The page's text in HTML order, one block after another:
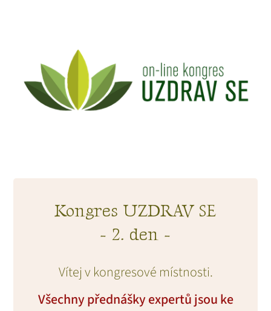
Kongres UZDRAV SE
- 2. den -
Vítej v kongresové místnosti.
Všechny přednášky expertů jsou ke